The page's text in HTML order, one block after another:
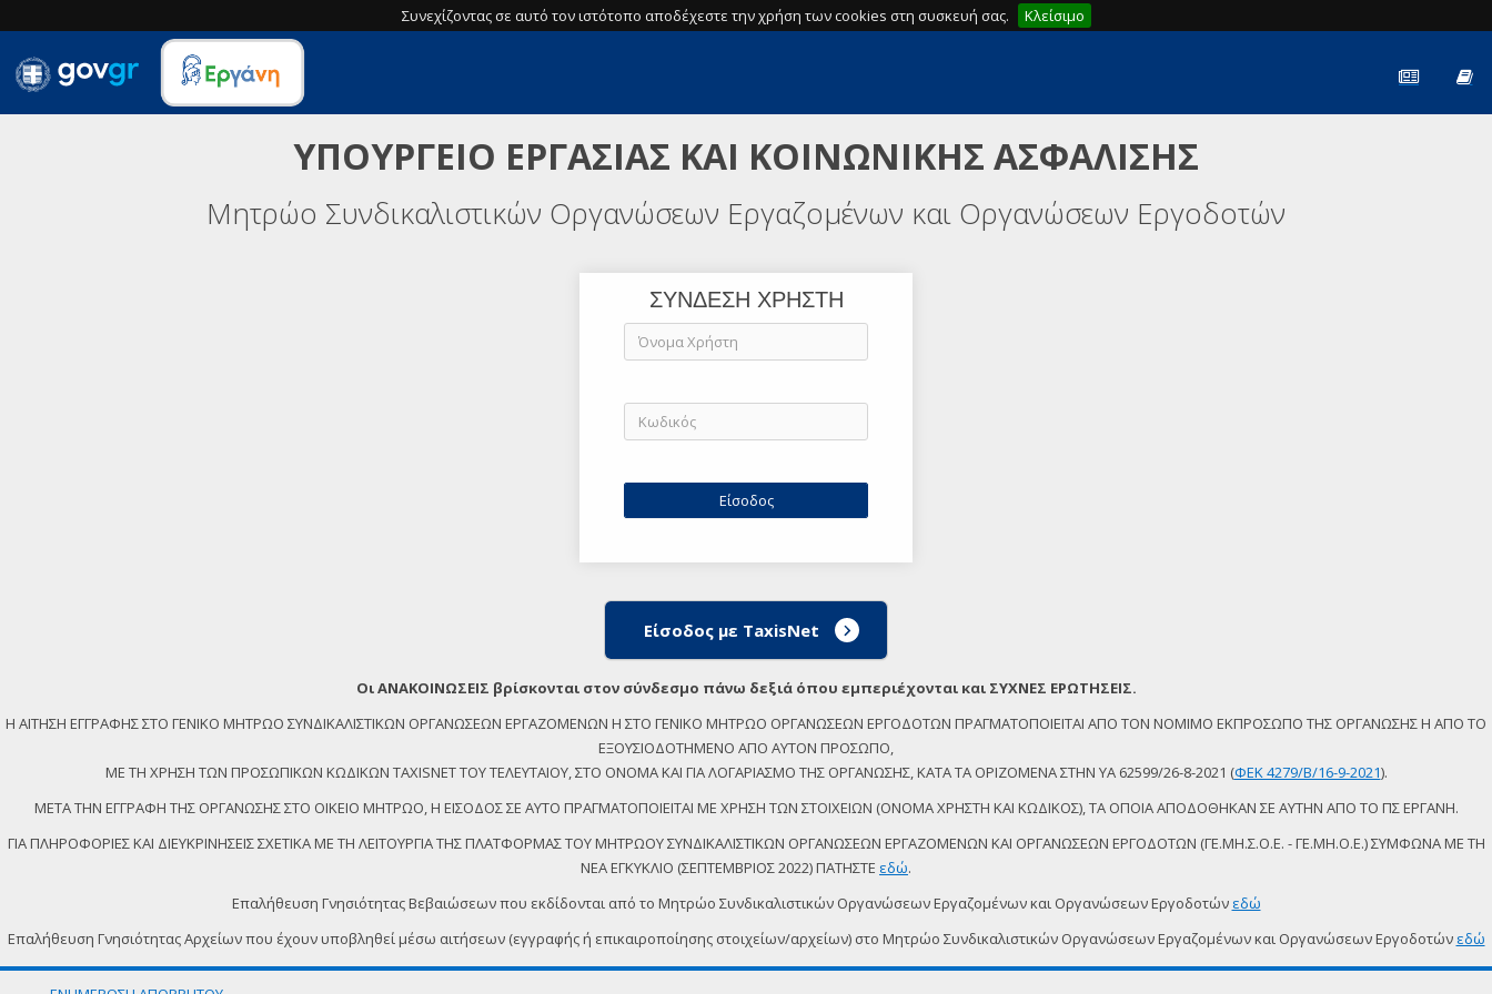
Συνεχίζοντας σε αυτό τον ιστότοπο αποδέχεστε την χρήση των cookies στη συσκευή σας. Κλείσιμο
ΥΠΟΥΡΓΕΙΟ ΕΡΓΑΣΙΑΣ ΚΑΙ ΚΟΙΝΩΝΙΚΗΣ ΑΣΦΑΛΙΣΗΣ
Μητρώο Συνδικαλιστικών Οργανώσεων Εργαζομένων και Οργανώσεων Εργοδοτών
ΣΥΝΔΕΣΗ ΧΡΗΣΤΗ
Είσοδος με TaxisNet
Οι ΑΝΑΚΟΙΝΩΣΕΙΣ βρίσκονται στον σύνδεσμο πάνω δεξιά όπου εμπεριέχονται και ΣΥΧΝΕΣ ΕΡΩΤΗΣΕΙΣ.
Η ΑΙΤΗΣΗ ΕΓΓΡΑΦΗΣ ΣΤΟ ΓΕΝΙΚΟ ΜΗΤΡΩΟ ΣΥΝΔΙΚΑΛΙΣΤΙΚΩΝ ΟΡΓΑΝΩΣΕΩΝ ΕΡΓΑΖΟΜΕΝΩΝ Η ΣΤΟ ΓΕΝΙΚΟ ΜΗΤΡΩΟ ΟΡΓΑΝΩΣΕΩΝ ΕΡΓΟΔΟΤΩΝ ΠΡΑΓΜΑΤΟΠΟΙΕΙΤΑΙ ΑΠΟ ΤΟΝ ΝΟΜΙΜΟ ΕΚΠΡΟΣΩΠΟ ΤΗΣ ΟΡΓΑΝΩΣΗΣ Η ΑΠΟ ΤΟ
ΕΞΟΥΣΙΟΔΟΤΗΜΕΝΟ ΑΠΟ ΑΥΤΟΝ ΠΡΟΣΩΠΟ,
ΜΕ ΤΗ ΧΡΗΣΗ ΤΩΝ ΠΡΟΣΩΠΙΚΩΝ ΚΩΔΙΚΩΝ TAXISNET ΤΟΥ ΤΕΛΕΥΤΑΙΟΥ, ΣΤΟ ΟΝΟΜΑ ΚΑΙ ΓΙΑ ΛΟΓΑΡΙΑΣΜΟ ΤΗΣ ΟΡΓΑΝΩΣΗΣ, ΚΑΤΑ ΤΑ ΟΡΙΖΟΜΕΝΑ ΣΤΗΝ ΥΑ 62599/26-8-2021 (ΦΕΚ 4279/Β/16-9-2021).
ΜΕΤΑ ΤΗΝ ΕΓΓΡΑΦΗ ΤΗΣ ΟΡΓΑΝΩΣΗΣ ΣΤΟ ΟΙΚΕΙΟ ΜΗΤΡΩΟ, Η ΕΙΣΟΔΟΣ ΣΕ ΑΥΤΟ ΠΡΑΓΜΑΤΟΠΟΙΕΙΤΑΙ ΜΕ ΧΡΗΣΗ ΤΩΝ ΣΤΟΙΧΕΙΩΝ (ΟΝΟΜΑ ΧΡΗΣΤΗ ΚΑΙ ΚΩΔΙΚΟΣ), ΤΑ ΟΠΟΙΑ ΑΠΟΔΟΘΗΚΑΝ ΣΕ ΑΥΤΗΝ ΑΠΟ ΤΟ ΠΣ ΕΡΓΑΝΗ.
ΓΙΑ ΠΛΗΡΟΦΟΡΙΕΣ ΚΑΙ ΔΙΕΥΚΡΙΝΗΣΕΙΣ ΣΧΕΤΙΚΑ ΜΕ ΤΗ ΛΕΙΤΟΥΡΓΙΑ ΤΗΣ ΠΛΑΤΦΟΡΜΑΣ ΤΟΥ ΜΗΤΡΩΟΥ ΣΥΝΔΙΚΑΛΙΣΤΙΚΩΝ ΟΡΓΑΝΩΣΕΩΝ ΕΡΓΑΖΟΜΕΝΩΝ ΚΑΙ ΟΡΓΑΝΩΣΕΩΝ ΕΡΓΟΔΟΤΩΝ (ΓΕ.ΜΗ.Σ.Ο.Ε. - ΓΕ.ΜΗ.Ο.Ε.) ΣΥΜΦΩΝΑ ΜΕ ΤΗ
ΝΕΑ ΕΓΚΥΚΛΙΟ (ΣΕΠΤΕΜΒΡΙΟΣ 2022) ΠΑΤΗΣΤΕ εδώ.
Επαλήθευση Γνησιότητας Βεβαιώσεων που εκδίδονται από το Μητρώο Συνδικαλιστικών Οργανώσεων Εργαζομένων και Οργανώσεων Εργοδοτών εδώ
Επαλήθευση Γνησιότητας Αρχείων που έχουν υποβληθεί μέσω αιτήσεων (εγγραφής ή επικαιροποίησης στοιχείων/αρχείων) στο Μητρώο Συνδικαλιστικών Οργανώσεων Εργαζομένων και Οργανώσεων Εργοδοτών εδώ